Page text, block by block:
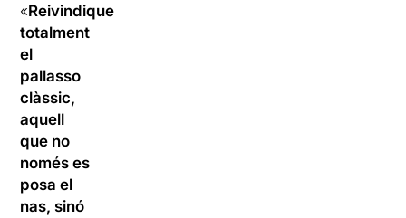
«Reivindiquem
totalment
el
pallasso
clàssic,
aquell
que no
només es
posa el
nas, sinó